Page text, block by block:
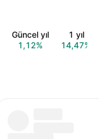
Güncel yıl
1,12%
1 yıl
14,47%